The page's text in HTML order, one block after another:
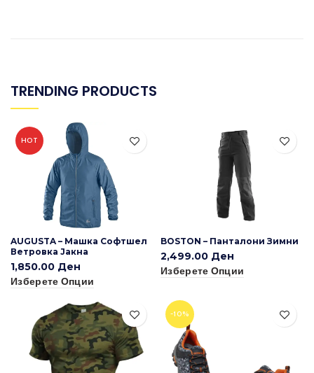
TRENDING PRODUCTS
HOT
AUGUSTA – Машка Софтшел
Ветровка Јакна
1,850.00 Ден
Изберете Опции
BOSTON – Панталони Зимни
2,499.00 Ден
Изберете Опции
-10%